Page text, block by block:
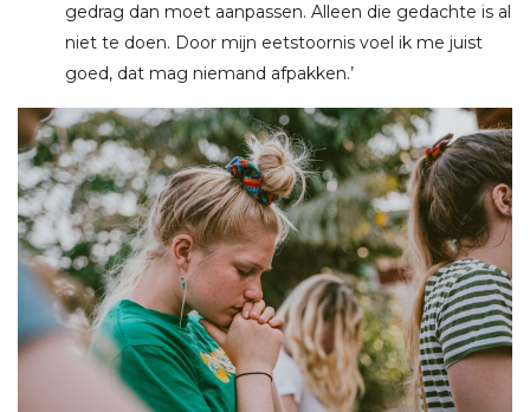
gedrag dan moet aanpassen. Alleen die gedachte is al
niet te doen. Door mijn eetstoornis voel ik me juist
goed, dat mag niemand afpakken.’